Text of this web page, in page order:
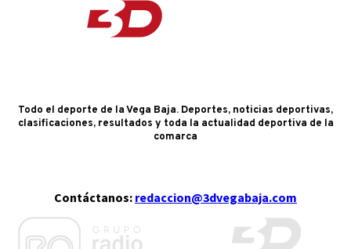
Todo el deporte de la Vega Baja. Deportes, noticias deportivas,
clasificaciones, resultados y toda la actualidad deportiva de la
comarca
Contáctanos: redaccion@3dvegabaja.com